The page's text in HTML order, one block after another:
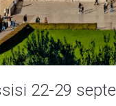
22-29